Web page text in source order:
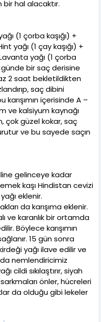
hal alacaktır.
(1 çorba kaşığı) +
yağı (1 çay kaşığı) +
yağı (1 çorba
günde bir saç derisine
2 saat bekletildikten
saç dibini
içerisinde A –
ve kalsiyum kaynağı
çok güzel kokar, saç
ve bu sayede saçın
gelinceye kadar
kaşı Hindistan cevizi
eklenir.
da karışıma eklenir.
ve karanlık bir ortamda
Böylece karışımın
15 gün sonra
yağı ilave edilir ve
nemlendiricimiz
cildi sıkılaştırır, siyah
önler, hücreleri
da olduğu gibi lekeler